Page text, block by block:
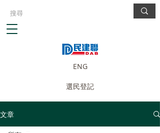
ENG
選民登記
文章